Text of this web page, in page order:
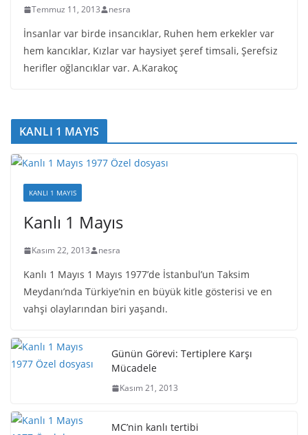
Temmuz 11, 2013 nesra
İnsanlar var birde insancıklar, Ruhen hem erkekler var
hem kancıklar, Kızlar var haysiyet şeref timsali, Şerefsiz
herifler oğlancıklar var. A.Karakoç
KANLI 1 MAYIS
KANLI 1 MAYIS
Kanlı 1 Mayıs
Kasım 22, 2013 nesra
Kanlı 1 Mayıs 1 Mayıs 1977’de İstanbul’un Taksim
Meydanı’nda Türkiye’nin en büyük kitle gösterisi ve en
vahşi olaylarından biri yaşandı.
Günün Görevi: Tertiplere Karşı
Mücadele
Kasım 21, 2013
MC’nin kanlı tertibi